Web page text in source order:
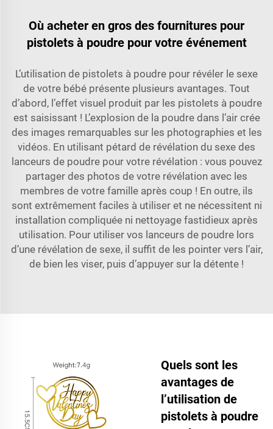
Où acheter en gros des fournitures pour
pistolets à poudre pour votre événement
L’utilisation de pistolets à poudre pour révéler le sexe
de votre bébé présente plusieurs avantages. Tout
d’abord, l’effet visuel produit par les pistolets à poudre
est saisissant ! L’explosion de la poudre dans l’air crée
des images remarquables sur les photographies et les
vidéos. En utilisant pétard de révélation du sexe des
lanceurs de poudre pour votre révélation : vous pouvez
partager des photos de votre révélation avec les
membres de votre famille après coup ! En outre, ils
sont extrêmement faciles à utiliser et ne nécessitent ni
installation compliquée ni nettoyage fastidieux après
utilisation. Pour utiliser vos lanceurs de poudre lors
d’une révélation de sexe, il suffit de les pointer vers l’air,
de bien les viser, puis d’appuyer sur la détente !
Quels sont les
avantages de
l’utilisation de
pistolets à poudre